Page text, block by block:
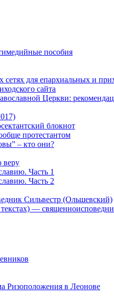
пособия
сетях для епархиальных и
сайта
Церкви:
блокнот
протестантом
– кто они?
веру
Часть 1
Часть 2
Сильвестр (Ольшевский)
—
Ризоположения в Леонове